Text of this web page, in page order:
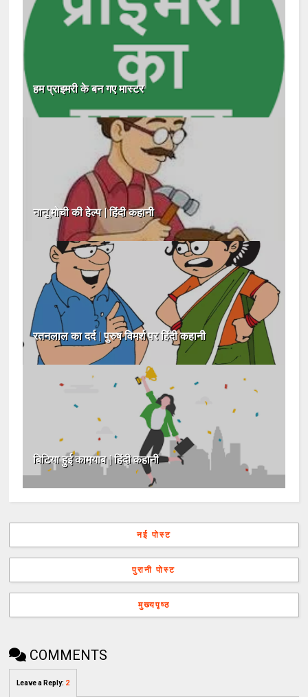
हम प्राइमरी के बन गए मास्टर
नानू मोची की हेल्प | हिंदी कहानी
रतनलाल का दर्द | पुरुष विमर्श पर हिंदी कहानी
बिटिया हुई कामयाब | हिंदी कहानी
नई पोस्ट
पुरानी पोस्ट
मुख्यपृष्ठ
COMMENTS
Leave a Reply: 2